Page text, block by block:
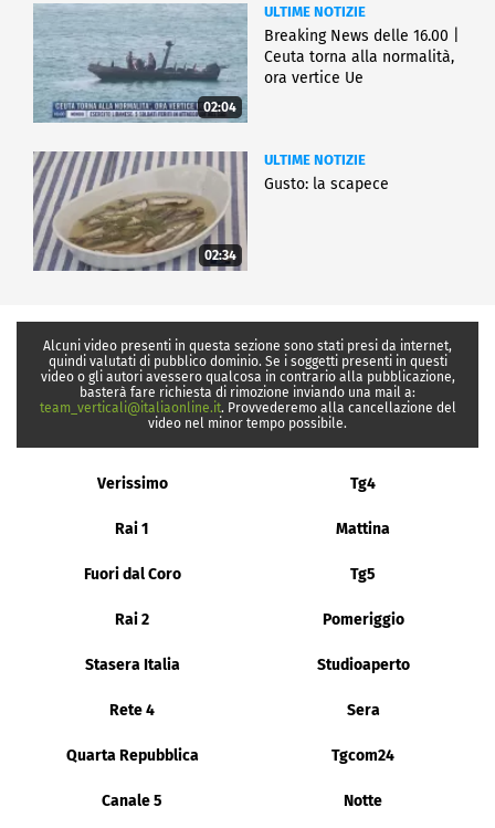
02:04
ULTIME NOTIZIE
Breaking News delle 16.00 |
Ceuta torna alla normalità,
ora vertice Ue
02:34
ULTIME NOTIZIE
Gusto: la scapece
Alcuni video presenti in questa sezione sono stati presi da internet,
quindi valutati di pubblico dominio. Se i soggetti presenti in questi
video o gli autori avessero qualcosa in contrario alla pubblicazione,
basterà fare richiesta di rimozione inviando una mail a:
team_verticali@italiaonline.it. Provvederemo alla cancellazione del
video nel minor tempo possibile.
Verissimo Tg4
Rai 1 Mattina
Fuori dal Coro Tg5
Rai 2 Pomeriggio
Stasera Italia Studioaperto
Rete 4 Sera
Quarta Repubblica Tgcom24
Canale 5 Notte